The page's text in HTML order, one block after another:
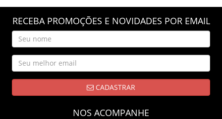
RECEBA PROMOÇÕES E NOVIDADES POR EMAIL
CADASTRAR
NOS ACOMPANHE